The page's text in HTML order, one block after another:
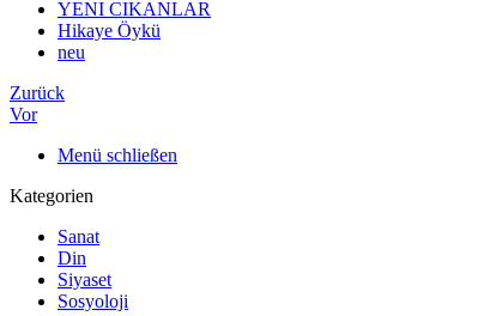
YENI CIKANLAR
Hikaye Öykü
neu
Zurück
Vor
Menü schließen
Kategorien
Sanat
Din
Siyaset
Sosyoloji